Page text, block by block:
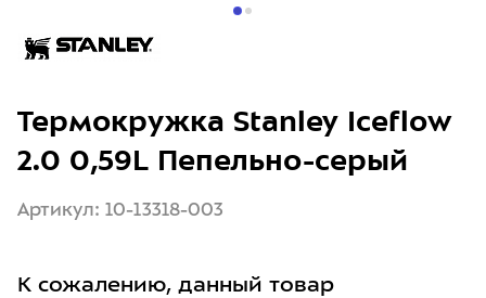
Термокружка Stanley Iceflow
2.0 0,59L Пепельно-серый
Артикул: 10-13318-003
К сожалению, данный товар